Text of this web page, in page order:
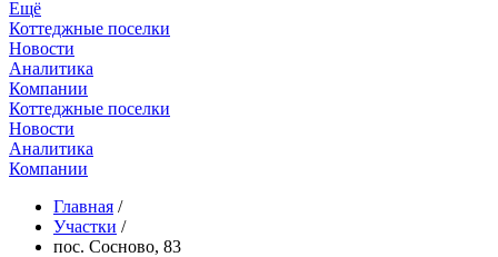
Ещё
Коттеджные поселки
Новости
Аналитика
Компании
Коттеджные поселки
Новости
Аналитика
Компании
Главная /
Участки /
пос. Сосново, 83